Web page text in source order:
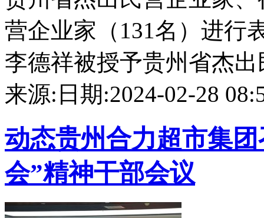
营企业家（131名）进行
李德祥被授予贵州省杰
来源: 日期:2024-02-28
动态贵州合力超市集
会”精神干部会议